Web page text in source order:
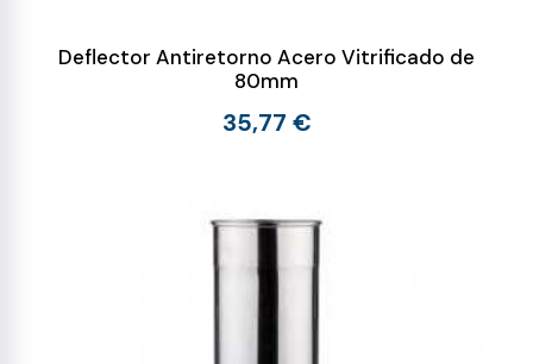
Deflector Antiretorno Acero Vitrificado de
80mm
35,77 €